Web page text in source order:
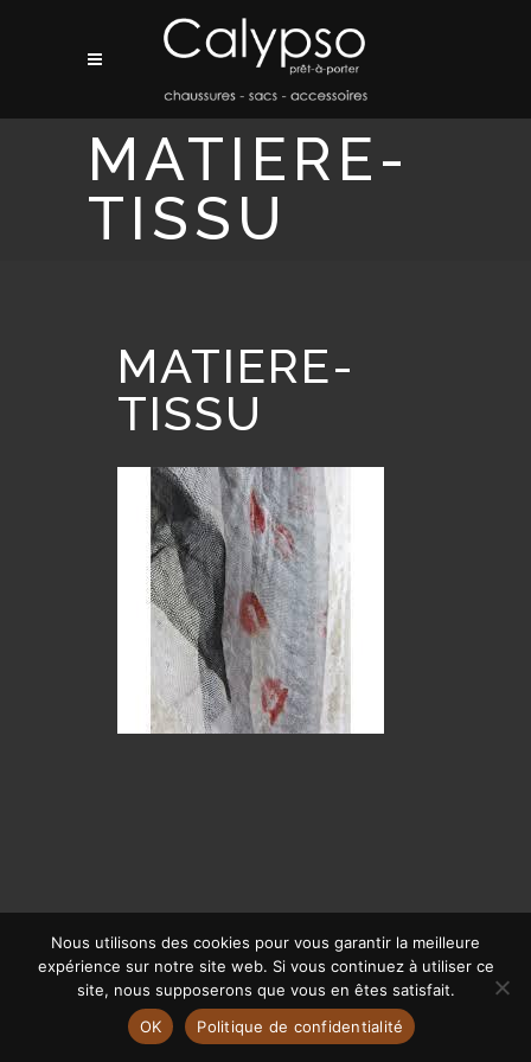
MATIERE-
TISSU
MATIERE-
TISSU
© CALYPSO 2019 | SITE RÉALISÉ PAROFFPIX COMMUNICATION|
MENTIONS LÉGALES
Nous utilisons des cookies pour vous garantir la meilleure
expérience sur notre site web. Si vous continuez à utiliser ce
site, nous supposerons que vous en êtes satisfait.
OK
Politique de confidentialité